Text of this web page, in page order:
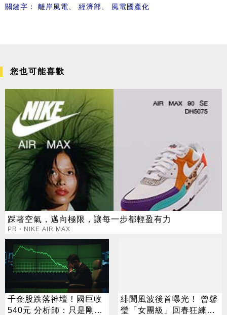
關鍵字： 離岸風電、 經濟部、 風電國產化
您也可能喜歡
踩著空氣，邁向極限，讓每一步都輕盈有力
PR・NIKE AIR MAX
千金股跌落神壇！國巨收
540元 分析師：只是剛開
緋聞風波後首曝光！ 曾馨
瑩「女團級」回春狂練舞